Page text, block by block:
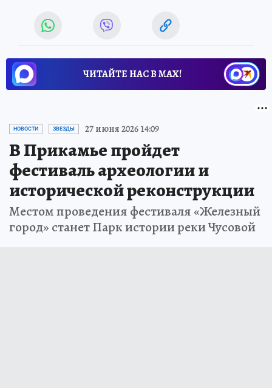
ЧИТАЙТЕ НАС В МАХ!
НОВОСТИ ЗВЕЗДЫ 27 июня 2026 14:09
В Прикамье пройдет
фестиваль археологии и
исторической реконструкции
Местом проведения фестиваля «Железный
город» станет Парк истории реки Чусовой